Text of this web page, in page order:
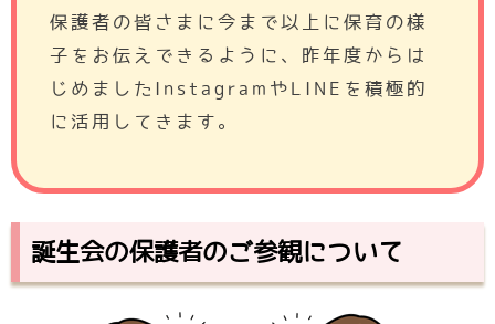
保護者の皆さまに今まで以上に保育の様
子をお伝えできるように、昨年度からは
じめましたInstagramやLINEを積極的
に活用してきます。
誕生会の保護者のご参観について